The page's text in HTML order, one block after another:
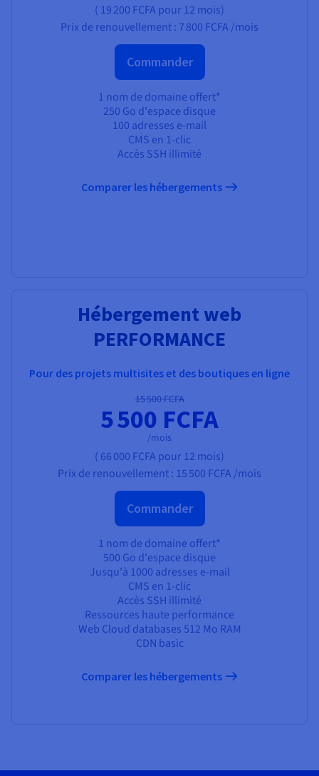
( 19 200 FCFApour 12 mois)
Prix de renouvellement : 7 800 FCFA/mois
Commander
1 nom de domaine offert*
250 Go d'espace disque
100 adresses e-mail
CMS en 1-clic
Accès SSH illimité
Comparer les hébergements
Hébergement web
PERFORMANCE
Pour des projets multisites et des boutiques en ligne
15 500 FCFA
5 500 FCFA
/mois
( 66 000 FCFApour 12 mois)
Prix de renouvellement : 15 500 FCFA/mois
Commander
1 nom de domaine offert*
500 Go d'espace disque
Jusqu'à 1000 adresses e-mail
CMS en 1-clic
Accès SSH illimité
Ressources haute performance
Web Cloud databases 512 Mo RAM
CDN basic
Comparer les hébergements